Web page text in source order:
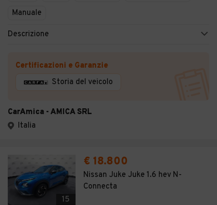
Manuale
Descrizione
Certificazioni e Garanzie
Storia del veicolo
CarAmica - AMICA SRL
Italia
15
€ 18.800
Nissan Juke Juke 1.6 hev N-
Connecta